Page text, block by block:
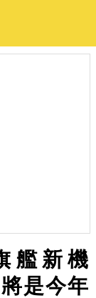
艦新機
是今年